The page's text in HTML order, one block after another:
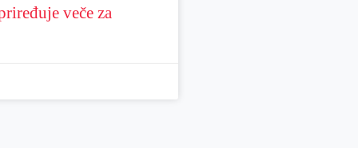
veče za